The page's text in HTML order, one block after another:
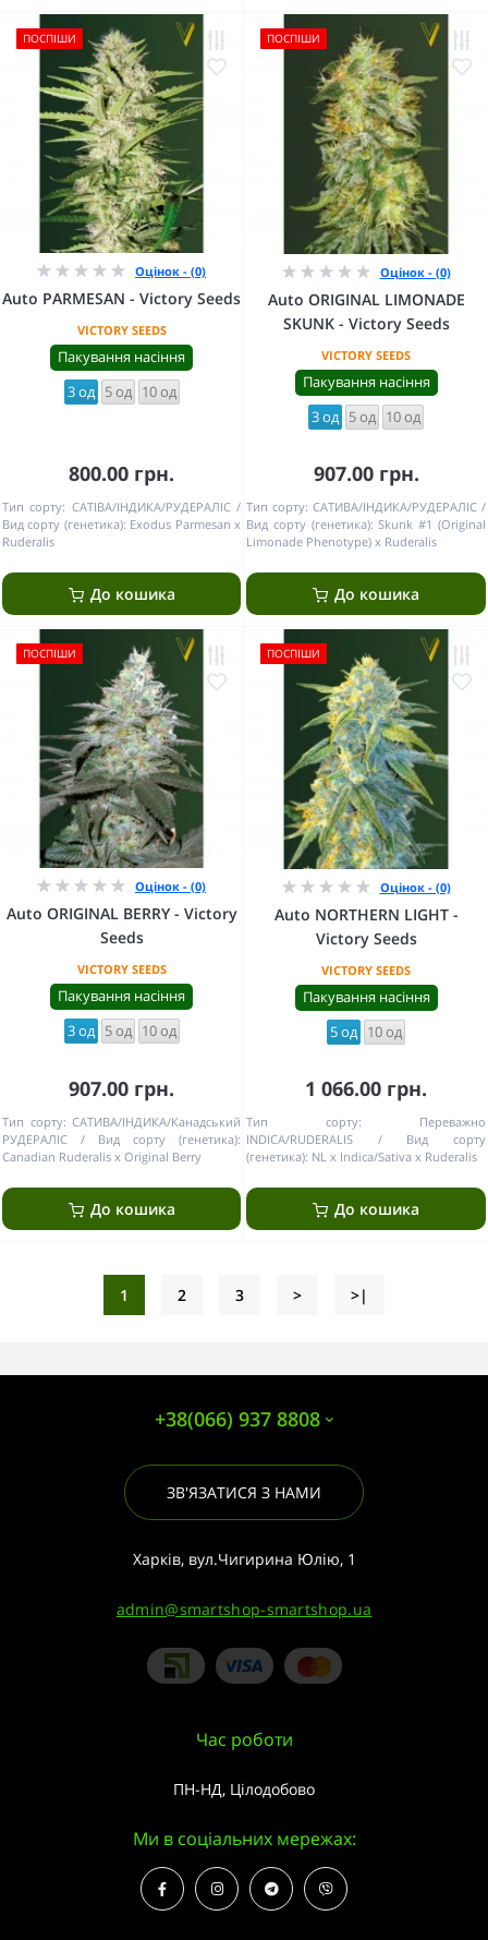
ПОСПІШИ
Оцінок - (0)
Auto PARMESAN - Victory Seeds
VICTORY SEEDS
Пакування насіння
3 од 5 од 10 од
800.00 грн.
Тип сорту: САТІВА/ІНДИКА/РУДЕРАЛІС
Вид сорту (генетика): Exodus Parmesan x
Ruderalis
До кошика
ПОСПІШИ
Оцінок - (0)
Auto ORIGINAL LIMONADE
SKUNK - Victory Seeds
VICTORY SEEDS
Пакування насіння
3 од 5 од 10 од
907.00 грн.
Тип сорту: САТИВА/ІНДИКА/РУДЕРАЛІС
Вид сорту (генетика): Skunk #1 (Original
Limonade Phenotype) x Ruderalis
До кошика
ПОСПІШИ
Оцінок - (0)
Auto ORIGINAL BERRY - Victory
Seeds
VICTORY SEEDS
Пакування насіння
3 од 5 од 10 од
907.00 грн.
Тип сорту: САТИВА/ІНДИКА/Канадський
РУДЕРАЛІС
Вид сорту (генетика):
Canadian Ruderalis x Original Berry
До кошика
ПОСПІШИ
Оцінок - (0)
Auto NORTHERN LIGHT -
Victory Seeds
VICTORY SEEDS
Пакування насіння
5 од 10 од
1 066.00 грн.
Тип сорту:
Переважно
INDICA/RUDERALIS
Вид сорту
(генетика): NL x Indica/Sativa x Ruderalis
До кошика
1 2 3 > >|
+38(066) 937 8808
ЗВ'ЯЗАТИСЯ З НАМИ
Харків, вул.Чигирина Юлію, 1
admin@smartshop-smartshop.ua
Час роботи
ПН-НД, Цілодобово
Ми в соціальних мережах: